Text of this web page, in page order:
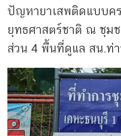
ปัญหายาเสพติดแบบค
ยุทธศาสตร์ชาติ ณ ชุมช
ส่วน 4 พื้นที่ดูแล สน.ท่